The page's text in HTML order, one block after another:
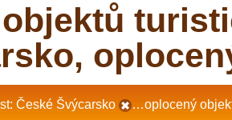
České Švýcarsko …oplocený